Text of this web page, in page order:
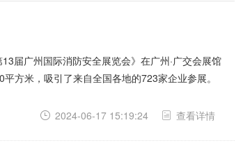
届广州国际消防安全展览会》在广州·广交会展馆
方米，吸引了来自全国各地的723家企业参展。
2024-06-17 15:19:24 查看详情